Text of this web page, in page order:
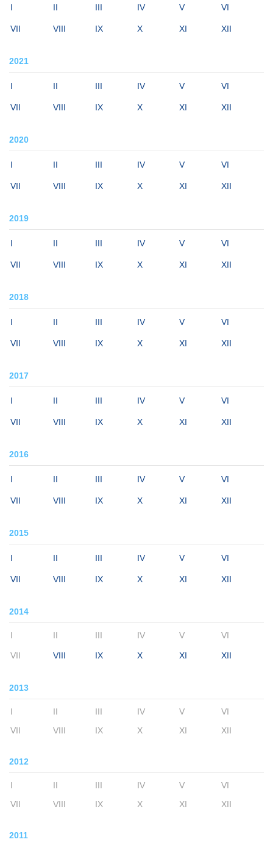
I II III IV V VI
VII VIII IX X XI XII
2021
I II III IV V VI
VII VIII IX X XI XII
2020
I II III IV V VI
VII VIII IX X XI XII
2019
I II III IV V VI
VII VIII IX X XI XII
2018
I II III IV V VI
VII VIII IX X XI XII
2017
I II III IV V VI
VII VIII IX X XI XII
2016
I II III IV V VI
VII VIII IX X XI XII
2015
I II III IV V VI
VII VIII IX X XI XII
2014
I II III IV V VI
VII VIII IX X XI XII
2013
I II III IV V
VI
VII
VIII IX X XI XII
2012
I II III IV V
VI
VII
VIII IX X XI XII
2011